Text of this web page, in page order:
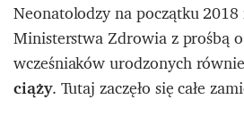
Neonatolodzy na początku
Ministerstwa Zdrowia z prośbą
wcześniaków urodzonych
ciąży. Tutaj zaczęło się całe